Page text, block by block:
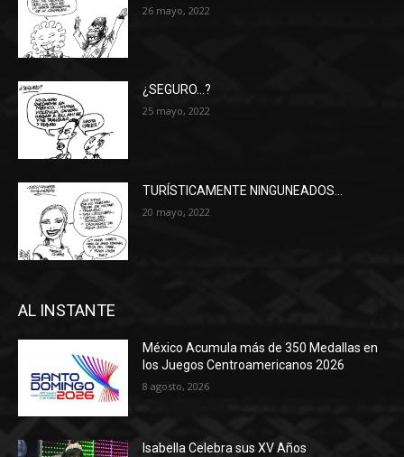
26 mayo, 2022
¿SEGURO…?
25 mayo, 2022
TURÍSTICAMENTE NINGUNEADOS…
20 mayo, 2022
AL INSTANTE
México Acumula más de 350 Medallas en
los Juegos Centroamericanos 2026
8 agosto, 2026
Isabella Celebra sus XV Años